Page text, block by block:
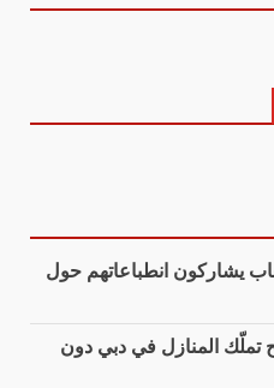
يشاركون انطباعاتهم حول
تملّك المنازل في دبي دون